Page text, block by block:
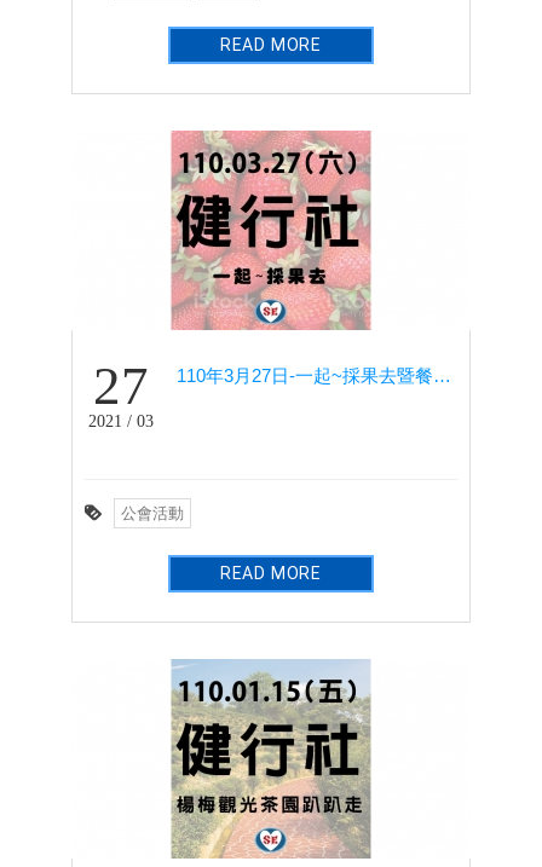
READ MORE
27
2021 / 03
110年3月27日-一起~採果去暨餐敘(健行社)
公會活動
READ MORE